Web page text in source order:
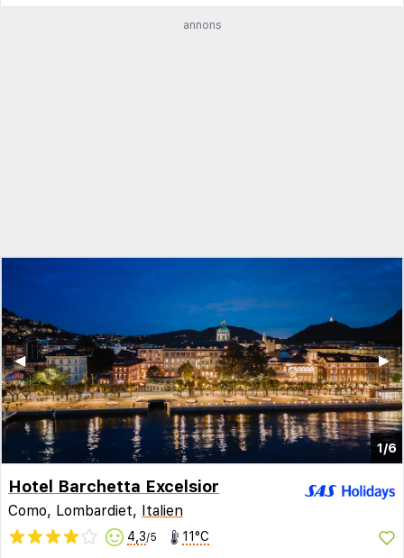
annons
1/6
▶︎
◀︎
Hotel Barchetta Excelsior
Como, Lombardiet, Italien
4,3/5 11°C